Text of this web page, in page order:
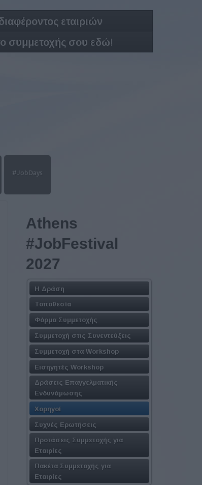
εταιριών
συμμετοχής σου εδώ!
#JobDays
Athens
#JobFestival
2027
Η Δράση
Τοποθεσία
Φόρμα Συμμετοχής
Συμμετοχή στις Συνεντεύξεις
Συμμετοχή στα Workshop
Εισηγητές Workshop
Δράσεις Επαγγελματικής
Ενδυνάμωσης
Χορηγοί
Συχνές Ερωτήσεις
Προτάσεις Συμμετοχής για
Εταιρίες
Πακέτα Συμμετοχής για
Εταιρίες